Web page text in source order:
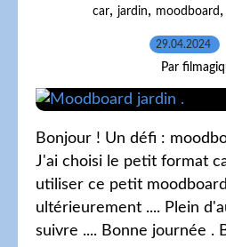
car, jardin, moodboard ,
29.04.2024
Par
Bonjour ! Un défi :
J'ai choisi le petit format
utiliser ce petit
ultérieurement .... Plein
suivre .... Bonne journée .